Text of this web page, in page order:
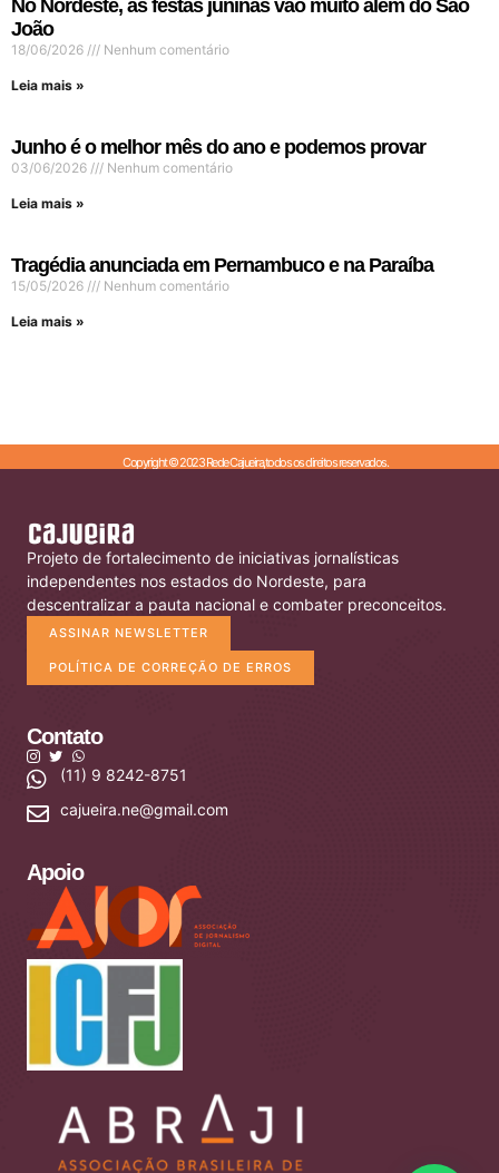
No Nordeste, as festas juninas vão muito além do São
João
18/06/2026 Nenhum comentário
Leia mais »
Junho é o melhor mês do ano e podemos provar
03/06/2026 Nenhum comentário
Leia mais »
Tragédia anunciada em Pernambuco e na Paraíba
15/05/2026 Nenhum comentário
Leia mais »
Copyright © 2023 Rede Cajueira,todos os direitos reservados.
Projeto de fortalecimento de iniciativas jornalísticas
independentes nos estados do Nordeste, para
descentralizar a pauta nacional e combater preconceitos.
ASSINAR NEWSLETTER
POLÍTICA DE CORREÇÃO DE ERROS
Contato
(11) 9 8242-8751
cajueira.ne@gmail.com
Apoio